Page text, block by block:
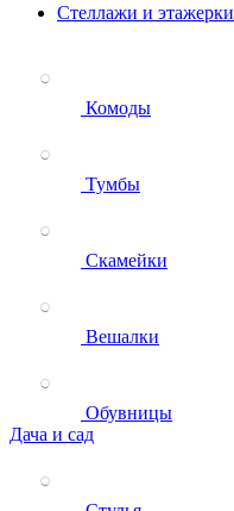
Стеллажи и этажерки
Комоды
Тумбы
Скамейки
Вешалки
Обувницы
Дача и сад